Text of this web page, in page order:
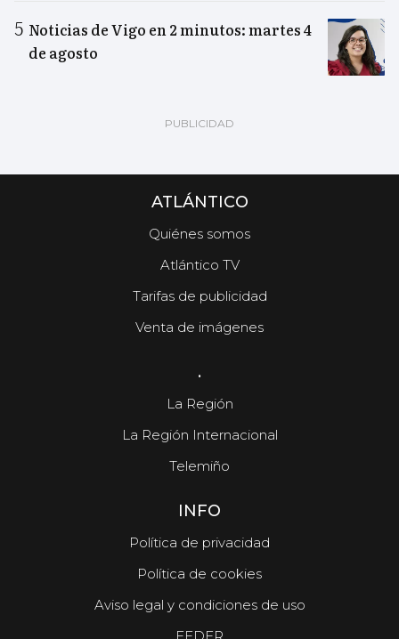
Noticias de Vigo en 2 minutos: martes 4
de agosto
ATLÁNTICO
Quiénes somos
Atlántico TV
Tarifas de publicidad
Venta de imágenes
.
La Región
La Región Internacional
Telemiño
INFO
Política de privacidad
Política de cookies
Aviso legal y condiciones de uso